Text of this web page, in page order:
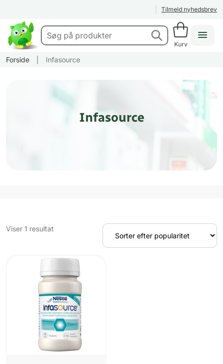
Tilmeld nyhedsbrev
Kurv
Forside Infasource
Infasource
Viser 1 resultat